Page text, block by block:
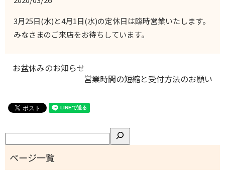
3月25日(水)と4月1日(水)の定休日は臨時営業いたします。
みなさまのご来店をお待ちしています。
お盆休みのお知らせ
営業時間の短縮と受付方法のお願い
検
索